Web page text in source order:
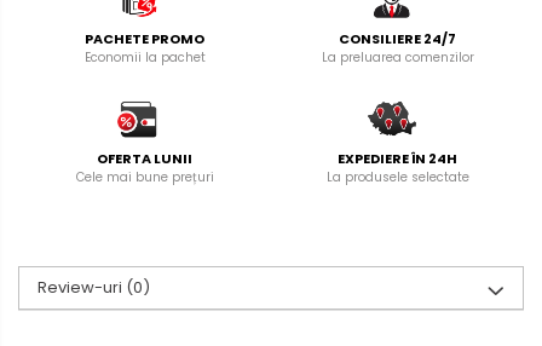
PACHETE PROMO
Economii la pachet
CONSILIERE 24/7
La preluarea comenzilor
OFERTA LUNII
Cele mai bune prețuri
EXPEDIERE ÎN 24H
La produsele selectate
Review-uri (0)